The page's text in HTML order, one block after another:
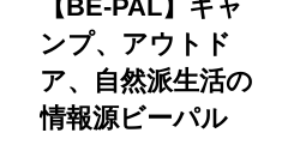
【BE-PAL】キャ
ンプ、アウトド
ア、自然派生活の
情報源ビーパル